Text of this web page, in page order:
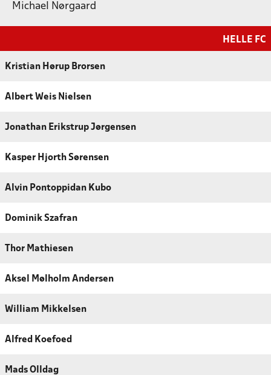
Michael Nørgaard
HELLE FC
Kristian Hørup Brorsen
Albert Weis Nielsen
Jonathan Erikstrup Jørgensen
Kasper Hjorth Sørensen
Alvin Pontoppidan Kubo
Dominik Szafran
Thor Mathiesen
Aksel Mølholm Andersen
William Mikkelsen
Alfred Koefoed
Mads Olldag